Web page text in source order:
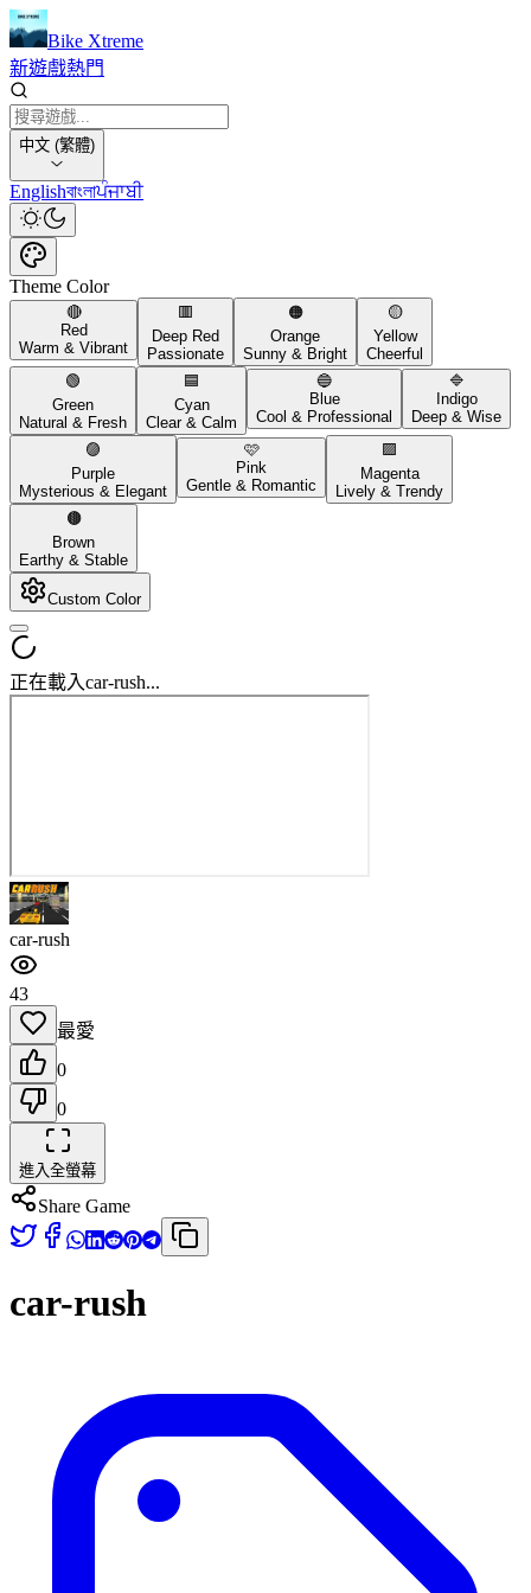
Bike Xtreme
新遊戲熱門
中文 (繁體)
Englishবাংলাਪੰਜਾਬੀ
Theme Color
🔴
Red
Warm & Vibrant
🟥
Deep Red
Passionate
🟠
Orange
Sunny & Bright
🟡
Yellow
Cheerful
🟢
Green
Natural & Fresh
🟦
Cyan
Clear & Calm
🔵
Blue
Cool & Professional
🔷
Indigo
Deep & Wise
🟣
Purple
Mysterious & Elegant
🩷
Pink
Gentle & Romantic
🟪
Magenta
Lively & Trendy
🟤
Brown
Earthy & Stable
Custom Color
正在載入car-rush...
car-rush
43
最愛
0
0
進入全螢幕
Share Game
car-rush